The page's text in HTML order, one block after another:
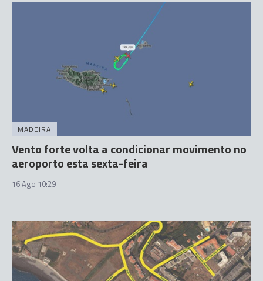
MADEIRA
Vento forte volta a condicionar movimento no
aeroporto esta sexta-feira
16 Ago 10:29